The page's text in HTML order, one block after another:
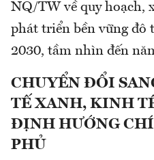
NQ/TW về quy hoạch,
phát triển bền vững đô
2030, tầm nhìn đến
CHUYỂN ĐỔI
TẾ XANH, KINH
ĐỊNH HƯỚNG
PHỦ